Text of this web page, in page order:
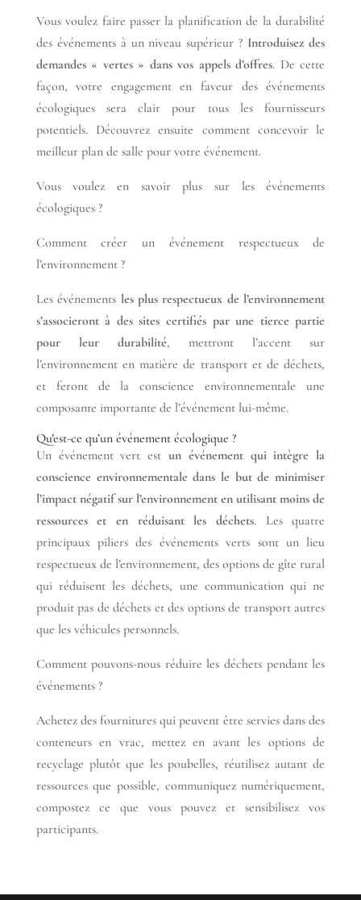
Vous voulez faire passer la planification de la durabilité
des événements à un niveau supérieur ? Introduisez des
demandes « vertes » dans vos appels d’offres. De cette
façon, votre engagement en faveur des événements
écologiques sera clair pour tous les fournisseurs
potentiels. Découvrez ensuite comment concevoir le
meilleur plan de salle pour votre événement.
Vous voulez en savoir plus sur les événements
écologiques ?
Comment créer un événement respectueux de
l’environnement ?
Les événements les plus respectueux de l’environnement
s’associeront à des sites certifiés par une tierce partie
pour leur durabilité, mettront l’accent sur
l’environnement en matière de transport et de déchets,
et feront de la conscience environnementale une
composante importante de l’événement lui-même.
Qu’est-ce qu’un événement écologique ?
Un événement vert est un événement qui intègre la
conscience environnementale dans le but de minimiser
l’impact négatif sur l’environnement en utilisant moins de
ressources et en réduisant les déchets. Les quatre
principaux piliers des événements verts sont un lieu
respectueux de l’environnement, des options de gîte rural
qui réduisent les déchets, une communication qui ne
produit pas de déchets et des options de transport autres
que les véhicules personnels.
Comment pouvons-nous réduire les déchets pendant les
événements ?
Achetez des fournitures qui peuvent être servies dans des
conteneurs en vrac, mettez en avant les options de
recyclage plutôt que les poubelles, réutilisez autant de
ressources que possible, communiquez numériquement,
compostez ce que vous pouvez et sensibilisez vos
participants.